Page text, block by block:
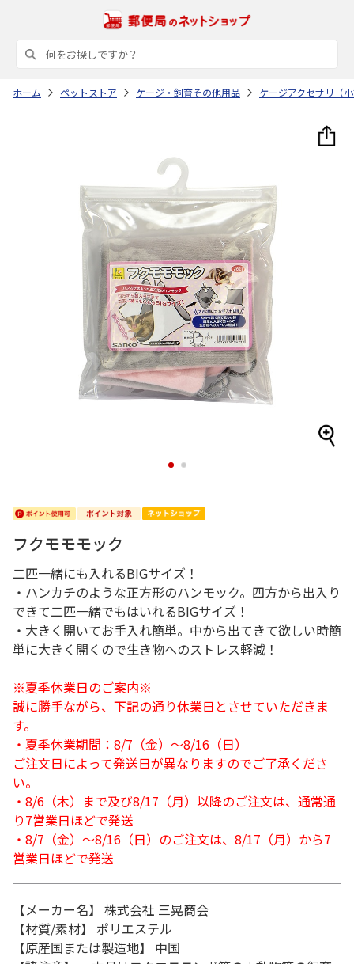
ホーム ペットストア ケージ・飼育その他用品 ケージアクセサリ（
1 2
フクモモモック
二匹一緒にも入れるBIGサイズ！
・ハンカチのような正方形のハンモック。四方から出入り
できて二匹一緒でもはいれるBIGサイズ！
・大きく開いてお手入れ簡単。中から出てきて欲しい時簡
単に大きく開くので生き物へのストレス軽減！
※夏季休業日のご案内※
誠に勝手ながら、下記の通り休業日とさせていただきま
す。
・夏季休業期間：8/7（金）～8/16（日）
ご注文日によって発送日が異なりますのでご了承くださ
い。
・8/6（木）まで及び8/17（月）以降のご注文は、通常通
り7営業日ほどで発送
・8/7（金）～8/16（日）のご注文は、8/17（月）から7
営業日ほどで発送
【メーカー名】 株式会社 三晃商会
【材質/素材】 ポリエステル
【原産国または製造地】 中国